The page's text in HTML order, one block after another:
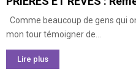
Comme beaucoup de gens qui
mon tour témoigner de...
Lire plus